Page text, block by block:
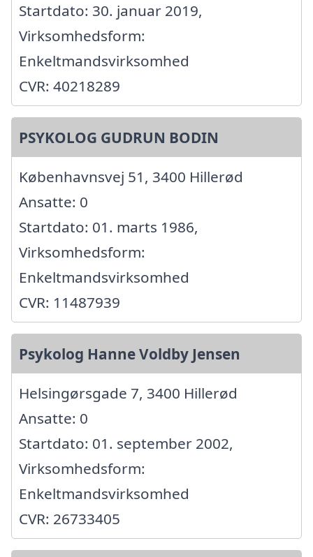
Startdato: 30. januar 2019,
Virksomhedsform:
Enkeltmandsvirksomhed
CVR: 40218289
PSYKOLOG GUDRUN BODIN
Københavnsvej 51, 3400 Hillerød
Ansatte: 0
Startdato: 01. marts 1986,
Virksomhedsform:
Enkeltmandsvirksomhed
CVR: 11487939
Psykolog Hanne Voldby Jensen
Helsingørsgade 7, 3400 Hillerød
Ansatte: 0
Startdato: 01. september 2002,
Virksomhedsform:
Enkeltmandsvirksomhed
CVR: 26733405